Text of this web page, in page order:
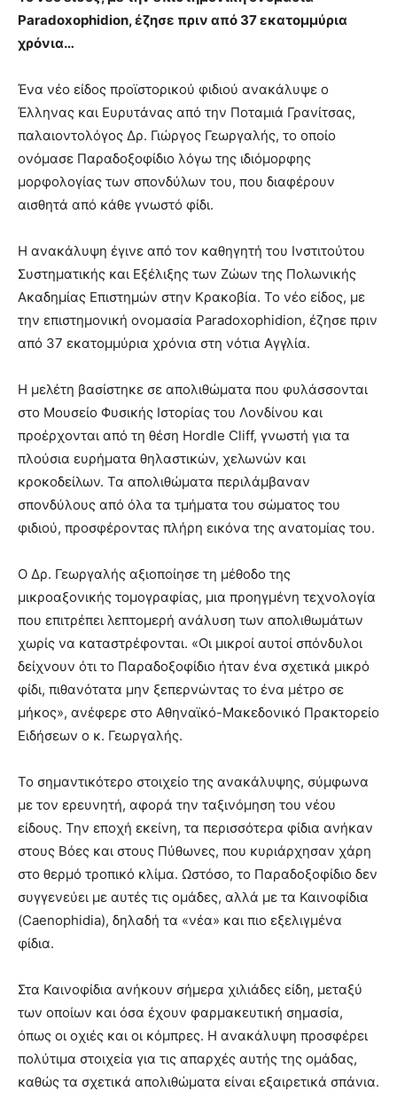
Paradoxophidion, έζησε πριν από 37 εκατομμύρια
χρόνια…
Ένα νέο είδος προϊστορικού φιδιού ανακάλυψε ο
Έλληνας και Ευρυτάνας από την Ποταμιά Γρανίτσας,
παλαιοντολόγος Δρ. Γιώργος Γεωργαλής, το οποίο
ονόμασε Παραδοξοφίδιο λόγω της ιδιόμορφης
μορφολογίας των σπονδύλων του, που διαφέρουν
αισθητά από κάθε γνωστό φίδι.
Η ανακάλυψη έγινε από τον καθηγητή του Ινστιτούτου
Συστηματικής και Εξέλιξης των Ζώων της Πολωνικής
Ακαδημίας Επιστημών στην Κρακοβία. Το νέο είδος, με
την επιστημονική ονομασία Paradoxophidion, έζησε πριν
από 37 εκατομμύρια χρόνια στη νότια Αγγλία.
Η μελέτη βασίστηκε σε απολιθώματα που φυλάσσονται
στο Μουσείο Φυσικής Ιστορίας του Λονδίνου και
προέρχονται από τη θέση Hordle Cliff, γνωστή για τα
πλούσια ευρήματα θηλαστικών, χελωνών και
κροκοδείλων. Τα απολιθώματα περιλάμβαναν
σπονδύλους από όλα τα τμήματα του σώματος του
φιδιού, προσφέροντας πλήρη εικόνα της ανατομίας του.
Ο Δρ. Γεωργαλής αξιοποίησε τη μέθοδο της
μικροαξονικής τομογραφίας, μια προηγμένη τεχνολογία
που επιτρέπει λεπτομερή ανάλυση των απολιθωμάτων
χωρίς να καταστρέφονται. «Οι μικροί αυτοί σπόνδυλοι
δείχνουν ότι το Παραδοξοφίδιο ήταν ένα σχετικά μικρό
φίδι, πιθανότατα μην ξεπερνώντας το ένα μέτρο σε
μήκος», ανέφερε στο Αθηναϊκό-Μακεδονικό Πρακτορείο
Ειδήσεων ο κ. Γεωργαλής.
Το σημαντικότερο στοιχείο της ανακάλυψης, σύμφωνα
με τον ερευνητή, αφορά την ταξινόμηση του νέου
είδους. Την εποχή εκείνη, τα περισσότερα φίδια ανήκαν
στους Βόες και στους Πύθωνες, που κυριάρχησαν χάρη
στο θερμό τροπικό κλίμα. Ωστόσο, το Παραδοξοφίδιο δεν
συγγενεύει με αυτές τις ομάδες, αλλά με τα Καινοφίδια
(Caenophidia), δηλαδή τα «νέα» και πιο εξελιγμένα
φίδια.
Στα Καινοφίδια ανήκουν σήμερα χιλιάδες είδη, μεταξύ
των οποίων και όσα έχουν φαρμακευτική σημασία,
όπως οι οχιές και οι κόμπρες. Η ανακάλυψη προσφέρει
πολύτιμα στοιχεία για τις απαρχές αυτής της ομάδας,
καθώς τα σχετικά απολιθώματα είναι εξαιρετικά σπάνια.